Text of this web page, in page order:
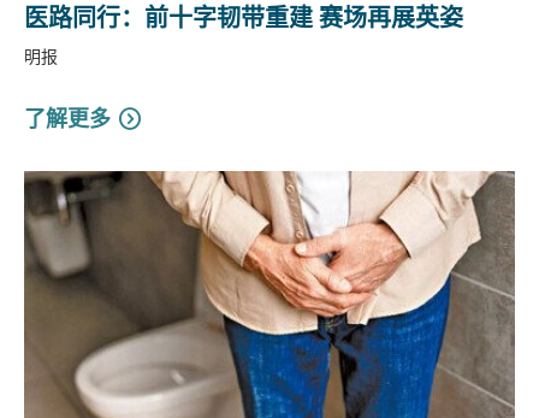
医路同行：前十字韧带重建 赛场再展英姿
明报
了解更多